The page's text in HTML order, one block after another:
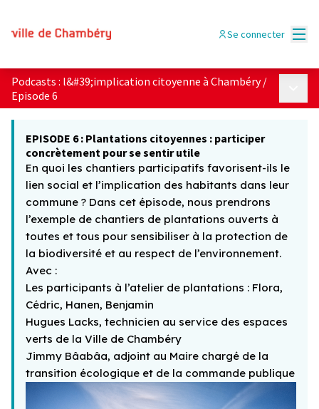
Se connecter
Podcasts : l&#39;implication citoyenne à Chambéry /
Episode 6
EPISODE 6 : Plantations citoyennes : participer
concrètement pour se sentir utile
En quoi les chantiers participatifs favorisent-ils le
lien social et l’implication des habitants dans leur
commune ? Dans cet épisode, nous prendrons
l’exemple de chantiers de plantations ouverts à
toutes et tous pour sensibiliser à la protection de
la biodiversité et au respect de l’environnement.
Avec :
Les participants à l’atelier de plantations : Flora,
Cédric, Hanen, Benjamin
Hugues Lacks, technicien au service des espaces
verts de la Ville de Chambéry
Jimmy Bâabâa, adjoint au Maire chargé de la
transition écologique et de la commande publique